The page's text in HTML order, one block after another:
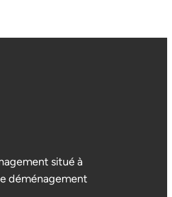
situé à
déménagement